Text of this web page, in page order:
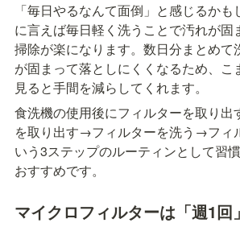
「毎日やるなんて面倒」と感じるか
に言えば毎日軽く洗うことで汚れが固
掃除が楽になります。数日分まとめて
が固まって落としにくくなるため、こ
見ると手間を減らしてくれます。
食洗機の使用後にフィルターを取り出
を取り出す→フィルターを洗う→フィ
いう3ステップのルーティンとして習
おすすめです。
マイクロフィルターは「週1回